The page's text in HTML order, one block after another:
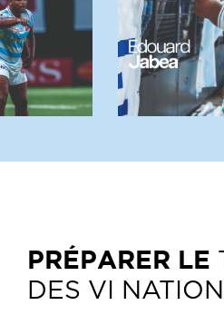
PRÉPARER LE
DES VI